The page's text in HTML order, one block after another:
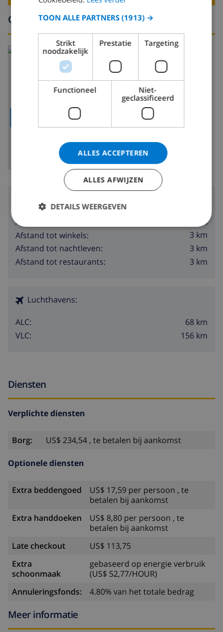
Omgeving
Lees meer over:
Costa Blanca >La Nucia
Afstand tot strand:
7 km
Afstand tot winkels:
3 km
Afstand tot nachtleven:
3 km
Afstand tot restaurants:
3 km
Luchthavens:
ALC:
68 km
VLC:
156 km
Diensten
Verplichte diensten
Borg: US$ 234,54 , te betalen bij aankomst
Optionele diensten
Extra beddengoed
US$ 17,59 per persoon , te
betalen bij aankomst
Extra handdoeken
US$ 8,80 per persoon , te
betalen bij aankomst
Late checkout
US$ 113,75
Extra
schoonmaak
gebaseerd op energie verbruik
(US$ 52,77/HOUR)
Annuleringsfonds:
4.80% van het totale bedrag
Meer informatie
TOON ALLE PARTNERS(1913) →
Strikt
noodzakelijk
Prestatie Targeting
Functioneel
Niet-
geclassificeerd
ALLES ACCEPTEREN
ALLES AFWIJZEN
DETAILS WEERGEVEN